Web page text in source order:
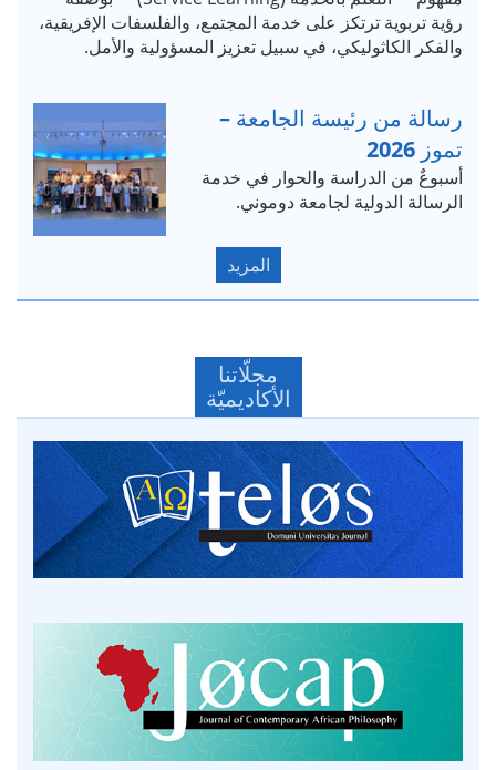
رؤية تربوية ترتكز على خدمة المجتمع، والفلسفات الإفريقية،
والفكر الكاثوليكي، في سبيل تعزيز المسؤولية والأمل.
رسالة من رئيسة الجامعة –
تموز 2026
أسبوعٌ من الدراسة والحوار في خدمة
الرسالة الدولية لجامعة دوموني.
المزيد
مجلّاتنا
الأكاديميّة